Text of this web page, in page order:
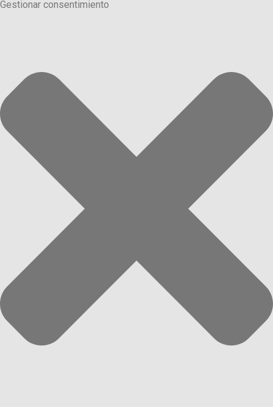
Gestionar consentimiento